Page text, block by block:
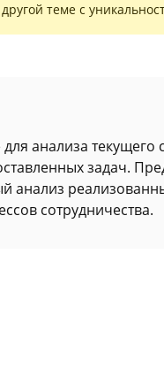
теме с
анализа текущего
задач.
анализ
сотрудничества.